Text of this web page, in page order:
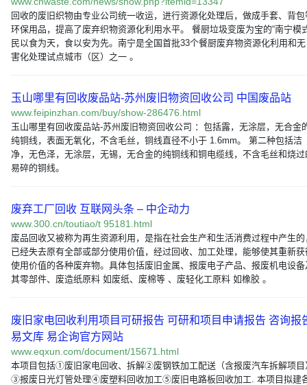
回收的废旧织物由专业公司统一收运，进行资源化处理后，做成手套、背包
环保用品，提高了废弃织物资源化利用水平。 餐厨垃圾变废为宝的“南宁模
民以食为天，食以安为先。南宁是全国首批33个餐厨废弃物资源化利用和无
害化处理试点城市（区）之一 。
玉山哪里有回收废品站-苏州废旧物资回收公司 中国废品站
www.feipinzhan.com/buy/show-286476.html
玉山哪里有回收废品站-苏州废旧物资回收公司 ：包括露，无涂层，无合金
纯铜线，表面无氧化，不含毛丝，铜线直径不小于 1.6mm。 第二种包括洁
净，无色泽，无涂层，无锡，无合金的纯铜线和铜电缆线，不含毛丝和烧过
易碎的铜线。
废弃工厂回收 互联网头条 – 中企动力
www.300.cn/toutiao/t 95181.html
废品回收又被称为再生资源利用，是指在社会生产和生活消费过程中产生的
已经失去原有全部或部分使用价值，经过回收、加工处理，能够使其重新获
使用价值的各种废弃物。具体包括废旧金属、报废电子产品、报废机电设备
其零部件、废造纸原料 如废纸、废棉等 、废轻化工原料 如橡胶 。
废旧家电回收利用项目可研报告 可研和项目申请报告 咨询报
易文库 易企询官方网站
www.eqxun.com/document/15671.html
本项目包括①废旧家电回收、拆解②废钢铁加工配送（含报废汽车拆解项目
③报废日光灯管处理④废塑料回收加工⑤废旧电路板回收加工. 本项目拟建